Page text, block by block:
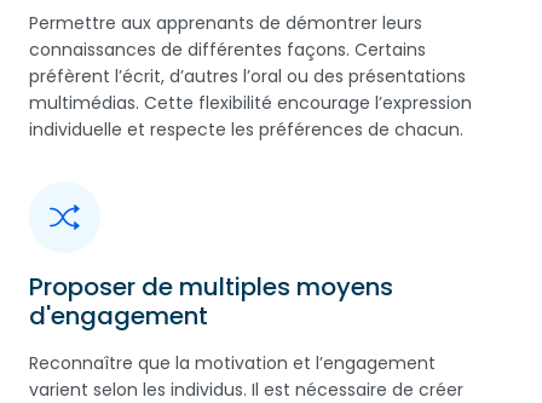
Permettre aux apprenants de démontrer leurs
connaissances de différentes façons. Certains
préfèrent l’écrit, d’autres l’oral ou des présentations
multimédias. Cette flexibilité encourage l’expression
individuelle et respecte les préférences de chacun.
Proposer de multiples moyens
d'engagement
Reconnaître que la motivation et l’engagement
varient selon les individus. Il est nécessaire de créer